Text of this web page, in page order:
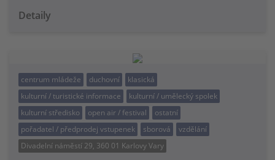
Detaily
centrum mládeže duchovní
klasická
kulturní / turistické informace
kulturní / umělecký spolek
kulturní středisko
open air / festival
ostatní
pořadatel / předprodej vstupenek
sborová
vzdělání
Divadelní náměstí 29, 360 01 Karlovy Vary